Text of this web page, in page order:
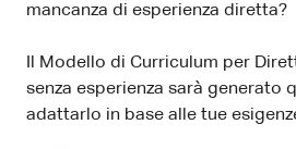
mancanza di esperienza diretta?
Il Modello di Curriculum per
senza esperienza sarà generato
adattarlo in base alle tue